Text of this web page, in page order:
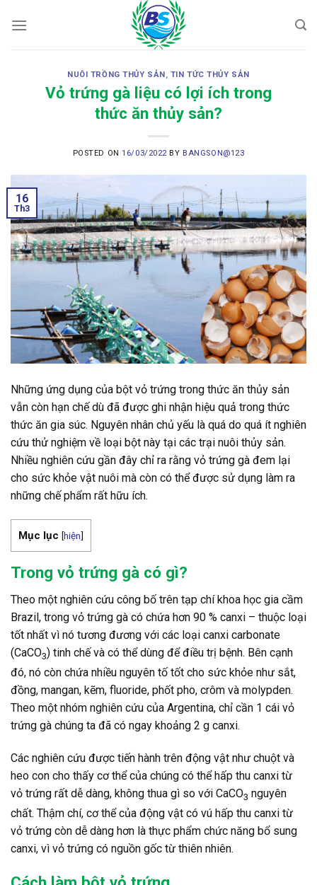
NUÔI TRỒNG THỦY SẢN, TIN TỨC THỦY SẢN
Vỏ trứng gà liệu có lợi ích trong
thức ăn thủy sản?
POSTED ON16/03/2022 BY BANGSON@123
16
Th3
Những ứng dụng của bột vỏ trứng trong thức ăn thủy sản
vẫn còn hạn chế dù đã được ghi nhận hiệu quả trong thức
thức ăn gia súc. Nguyên nhân chủ yếu là quá do quá ít nghiên
cứu thử nghiệm về loại bột này tại các trại nuôi thủy sản.
Nhiều nghiên cứu gần đây chỉ ra rằng vỏ trứng gà đem lại
cho sức khỏe vật nuôi mà còn có thể được sử dụng làm ra
những chế phẩm rất hữu ích.
Mục lục [hiện]
Trong vỏ trứng gà có gì?
Theo một nghiên cứu công bố trên tạp chí khoa học gia cầm
Brazil, trong vỏ trứng gà có chứa hơn 90 % canxi – thuộc loại
tốt nhất vì nó tương đương với các loại canxi carbonate
(CaCO3) tinh chế và có thể dùng để điều trị bệnh. Bên cạnh
đó, nó còn chứa nhiều nguyên tố tốt cho sức khỏe như sắt,
đồng, mangan, kẽm, fluoride, phốt pho, crôm và molypden.
Theo một nhóm nghiên cứu của Argentina, chỉ cần 1 cái vỏ
trứng gà chúng ta đã có ngay khoảng 2 g canxi.
Các nghiên cứu được tiến hành trên động vật như chuột và
heo con cho thấy cơ thể của chúng có thể hấp thu canxi từ
vỏ trứng rất dễ dàng, không thua gì so với CaCO3 nguyên
chất. Thậm chí, cơ thể của động vật có vú hấp thu canxi từ
vỏ trứng còn dễ dàng hơn là thực phẩm chức năng bổ sung
canxi, vì vỏ trứng có nguồn gốc từ thiên nhiên.